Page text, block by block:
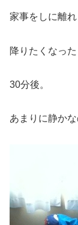
家事をしに離れ
降りたくなっ
30分後。
あまりに静か